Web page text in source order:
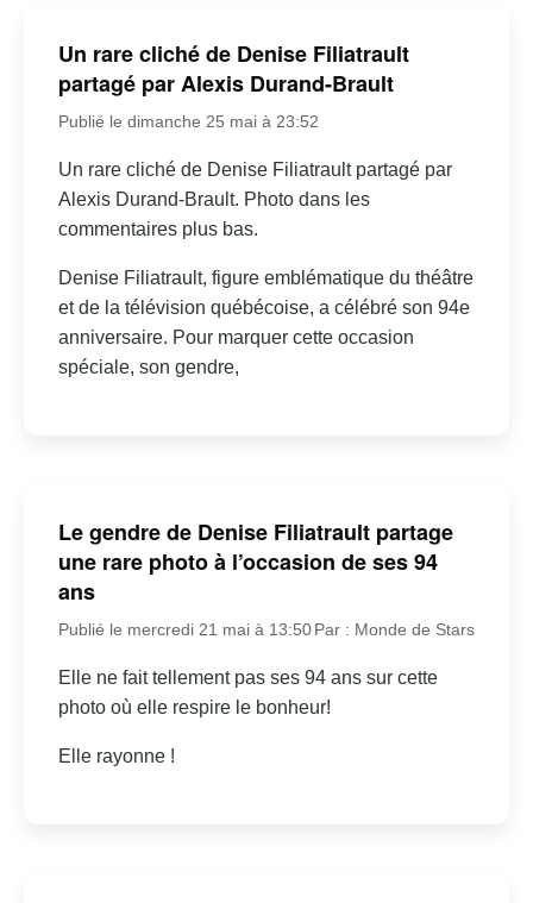
Un rare cliché de Denise Filiatrault
partagé par Alexis Durand-Brault
Publié le dimanche 25 mai à 23:52
Un rare cliché de Denise Filiatrault partagé par
Alexis Durand-Brault. Photo dans les
commentaires plus bas.
Denise Filiatrault, figure emblématique du théâtre
et de la télévision québécoise, a célébré son 94e
anniversaire. Pour marquer cette occasion
spéciale, son gendre,
Le gendre de Denise Filiatrault partage
une rare photo à l’occasion de ses 94
ans
Publié le mercredi 21 mai à 13:50 Par : Monde de Stars
Elle ne fait tellement pas ses 94 ans sur cette
photo où elle respire le bonheur!
Elle rayonne !